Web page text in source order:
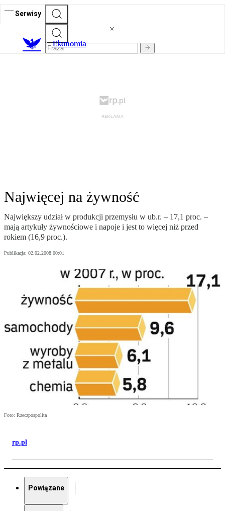
Serwisy
Ekonomia
Najwięcej na żywność
Największy udział w produkcji przemysłu w ub.r. – 17,1 proc. –
mają artykuły żywnościowe i napoje i jest to więcej niż przed
rokiem (16,9 proc.).
Publikacja: 02.02.2008 00:01
Foto: Rzeczpospolita
rp.pl
Powiązane